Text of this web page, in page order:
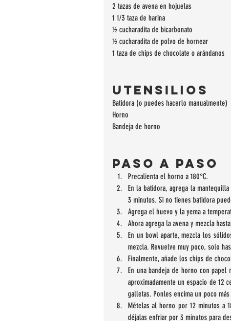
2 tazas de avena en hojuelas
1 1/3 taza de harina
½ cucharadita de bicarbonato
½ cucharadita de polvo de hornear
1 taza de chips de chocolate o arándanos
Utensilios
Batidora (o puedes hacerlo manualmente)
Horno
Bandeja de horno
Paso a paso
Precalienta el horno a 180°C.
En la batidora, agrega la
3 minutos. Si no tienes batidora
Agrega el huevo y la yema a
Ahora agrega la avena y mezcla
En un bowl aparte, mezcla los
mezcla. Revuelve muy poco, solo
Finalmente, añade los chips de
En una bandeja de horno con papel
aproximadamente un espacio de 12
galletas. Ponles encima un poco
Mételas al horno por 12 minutos a
déjalas enfriar por 3 minutos para